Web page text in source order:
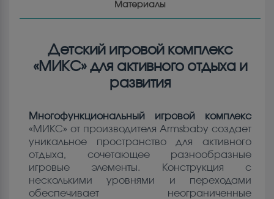
Материалы
Детский игровой комплекс
«МИКС» для активного отдыха и
развития
Многофункциональный игровой комплекс
«МИКС» от производителя Armsbaby создает
уникальное пространство для активного
отдыха, сочетающее разнообразные
игровые элементы. Конструкция с
несколькими уровнями и переходами
обеспечивает неограниченные